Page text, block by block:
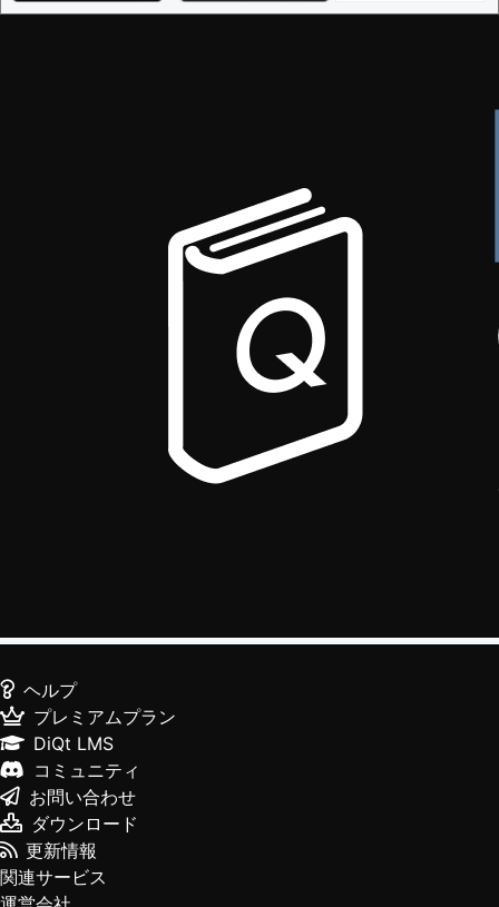
ヘルプ
プレミアムプラン
DiQt LMS
コミュニティ
お問い合わせ
ダウンロード
更新情報
関連サービス